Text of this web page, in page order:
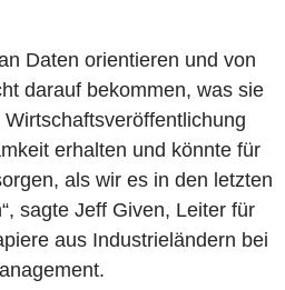
Daten orientieren und von
darauf bekommen, was sie
erhalten und könnte für
als wir es in den letzten
sagte Jeff Given, Leiter für
aus Industrieländern bei